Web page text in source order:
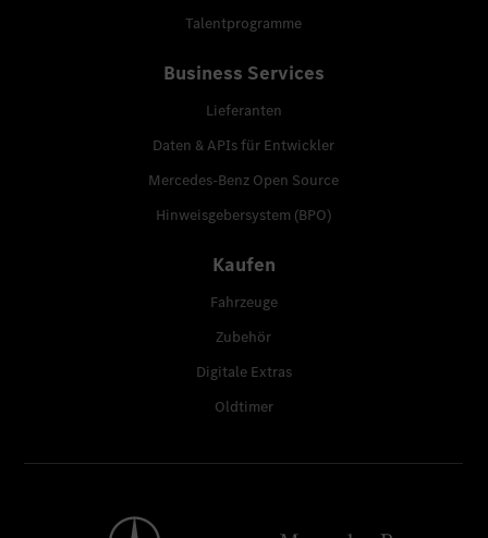
Talentprogramme
Business Services
Lieferanten
Daten & APIs für Entwickler
Mercedes-Benz Open Source
Hinweisgebersystem (BPO)
Kaufen
Fahrzeuge
Zubehör
Digitale Extras
Oldtimer